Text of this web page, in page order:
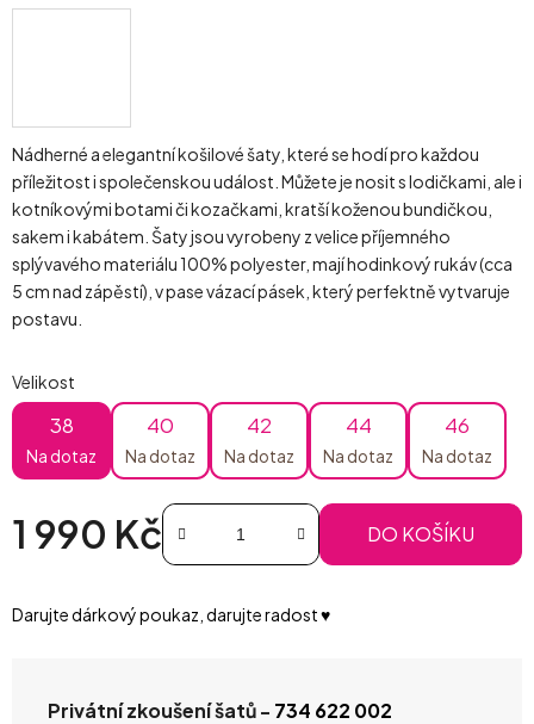
Nádherné a elegantní košilové šaty, které se hodí pro každou
příležitost i společenskou událost. Můžete je nosit s lodičkami, ale i
kotníkovými botami či kozačkami, kratší koženou bundičkou,
sakem i kabátem. Šaty jsou vyrobeny z velice příjemného
splývavého materiálu 100% polyester, mají hodinkový rukáv (cca
5 cm nad zápěstí), v pase vázací pásek, který perfektně vytvaruje
postavu.
Velikost
38
Na dotaz
40
Na dotaz
42
Na dotaz
44
Na dotaz
46
Na dotaz
1 990 Kč DO KOŠÍKU
Darujte dárkový poukaz, darujte radost ♥️
Privátní zkoušení šatů - 734 622 002